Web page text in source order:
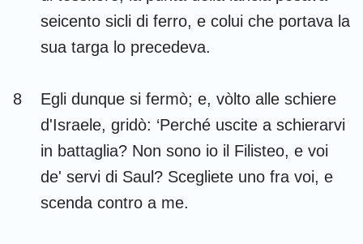
seicento sicli di ferro, e colui che portava la
sua targa lo precedeva.
8
Egli dunque si fermò; e, vòlto alle schiere
d'Israele, gridò: ‘Perché uscite a schierarvi
in battaglia? Non sono io il Filisteo, e voi
de' servi di Saul? Scegliete uno fra voi, e
scenda contro a me.